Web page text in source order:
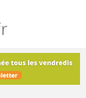
dans